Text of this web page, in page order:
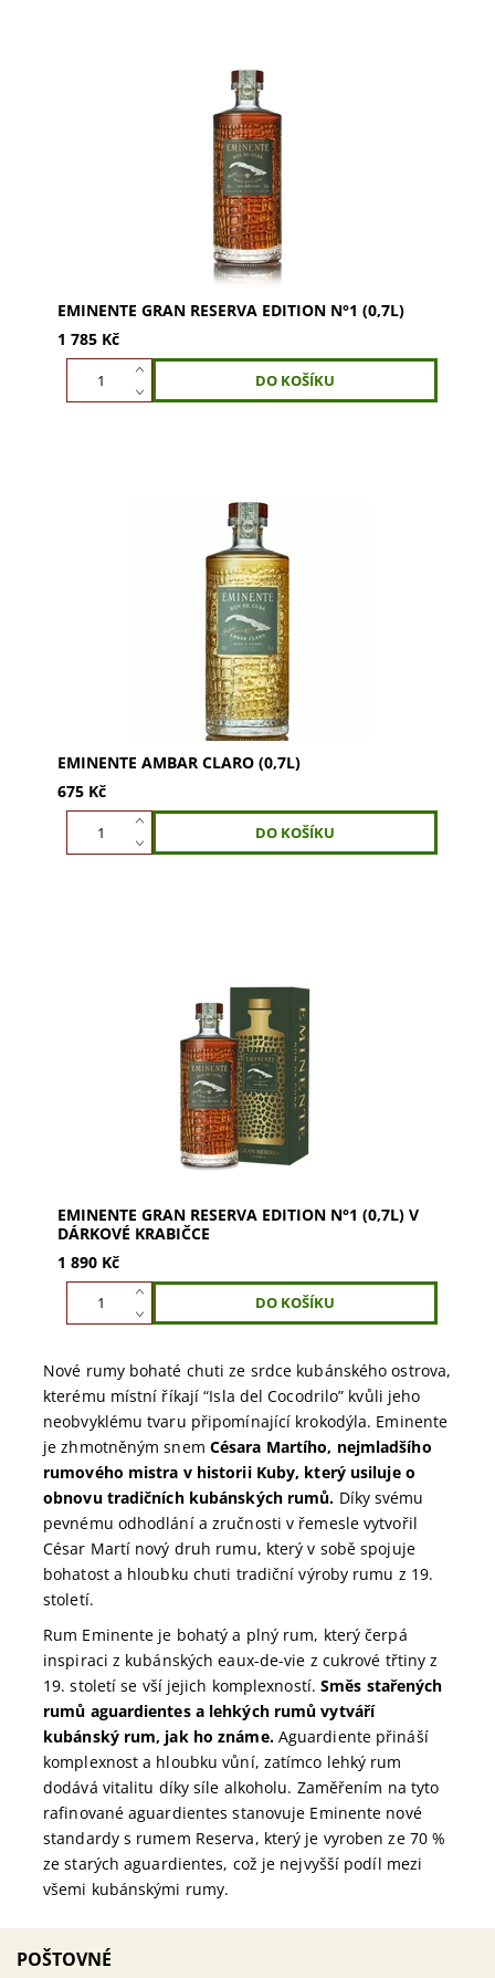
Eminente Gran Reserva Edition N°1 – desetiletý
kubánský rum s 80 % aguardiente. Dozrával v
sudech z francouzského dubu. Obsah alkoholu...
EMINENTE GRAN RESERVA EDITION N°1 (0,7L)
1 785 Kč
Objevte Eminente Ambar Claro (0,7l), kubánský
rum s jantarovým odstínem a vůní tropického
ovoce, vanilky a karamelu. Vychutnejte si
EMINENTE AMBAR CLARO (0,7L)
675 Kč
Eminente Gran Reserva Edition N°1 0,7l v dárkové
krabičce – desetiletý kubánský rum z prémiové
směsi aguardiente. Zrál v sudech z...
EMINENTE GRAN RESERVA EDITION N°1 (0,7L) V
DÁRKOVÉ KRABIČCE
1 890 Kč
Nové rumy bohaté chuti ze srdce kubánského ostrova,
kterému místní říkají “Isla del Cocodrilo” kvůli jeho
neobvyklému tvaru připomínající krokodýla. Eminente
je zhmotněným snem Césara Martího, nejmladšího
rumového mistra v historii Kuby, který usiluje o
obnovu tradičních kubánských rumů. Díky svému
pevnému odhodlání a zručnosti v řemesle vytvořil
César Martí nový druh rumu, který v sobě spojuje
bohatost a hloubku chuti tradiční výroby rumu z 19.
století.
Rum Eminente je bohatý a plný rum, který čerpá
inspiraci z kubánských eaux-de-vie z cukrové třtiny z
19. století se vší jejich komplexností.Směs stařených
rumů aguardientes a lehkých rumů vytváří
kubánský rum, jak ho známe.Aguardiente přináší
komplexnost a hloubku vůní, zatímco lehký rum
dodává vitalitu díky síle alkoholu. Zaměřením na tyto
rafinované aguardientes stanovuje Eminente nové
standardy s rumem Reserva, který je vyroben ze 70 %
ze starých aguardientes, což je nejvyšší podíl mezi
všemi kubánskými rumy.
POŠTOVNÉ